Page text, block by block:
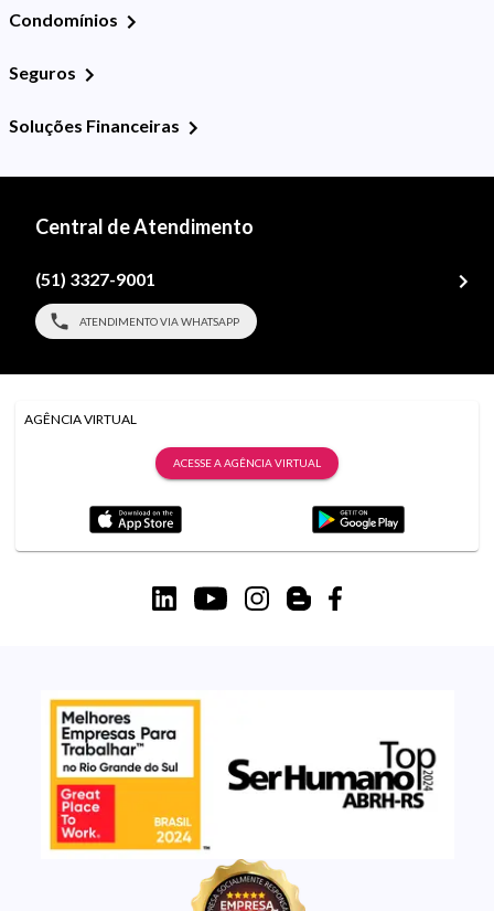
Condomínios
Seguros
Soluções Financeiras
Central de Atendimento
(51) 3327-9001
ATENDIMENTO VIA WHATSAPP
AGÊNCIA VIRTUAL
ACESSE A AGÊNCIA VIRTUAL